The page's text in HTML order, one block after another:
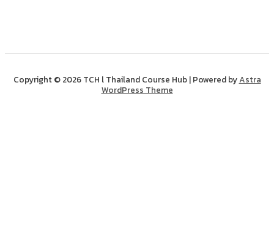
Copyright © 2026 TCH l Thailand Course Hub | Powered byAstra
WordPress Theme